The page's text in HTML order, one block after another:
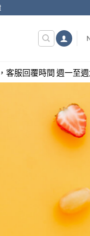
至週六 12點至20點